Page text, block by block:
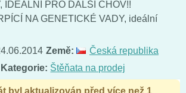
IDEÁLNÍ PRO DALŠÍ CHOV!!
NA GENETICKÉ VADY, ideální
Země:
Česká republika
Kategorie: Štěňata na prodej
byl aktualizován před více než 1